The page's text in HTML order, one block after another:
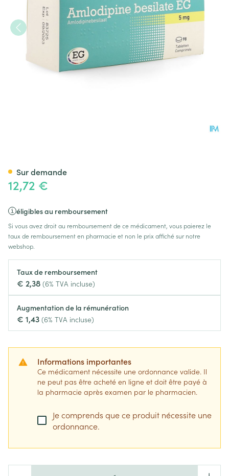
12,72 €
éligibles au remboursement
Si vous avez droit au remboursement de ce médicament, vous paierez le
taux de remboursement en pharmacie et non le prix affiché sur notre
webshop.
Taux de remboursement
€ 2,38 (6% TVA incluse)
Augmentation de la rémunération
€ 1,43 (6% TVA incluse)
Informations importantes
Ce médicament nécessite une ordonnance valide. Il
ne peut pas être acheté en ligne et doit être payé à
la pharmacie après examen par le pharmacien.
Je comprends que ce produit nécessite une
ordonnance.
Sur demande